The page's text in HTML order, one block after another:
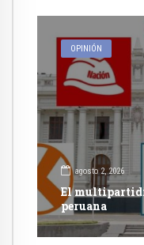
OPINIÓN
agosto 2, 2026
El
peruana